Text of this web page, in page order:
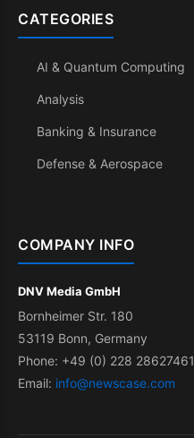
CATEGORIES
AI & Quantum Computing
Analysis
Banking & Insurance
Defense & Aerospace
COMPANY INFO
DNV Media GmbH
Bornheimer Str. 180
53119 Bonn, Germany
Phone: +49 (0) 228 28627461
Email: info@newscase.com